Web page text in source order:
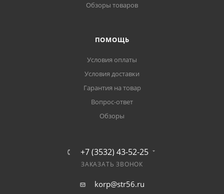
Обзоры товаров
ПОМОЩЬ
Условия оплаты
Условия доставки
Гарантия на товар
Вопрос-ответ
Обзоры
+7 (3532) 43-52-25
ЗАКАЗАТЬ ЗВОНОК
korp@str56.ru